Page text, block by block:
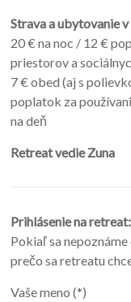
Strava a ubytovanie
20 € na noc / 12 €
priestorov a
7 € obed (aj s
poplatok za
na deň
Retreat vedie Zuna
Prihlásenie na retreat:
Pokiaľ sa nepoznáme
prečo sa retreatu
Vaše meno (*)